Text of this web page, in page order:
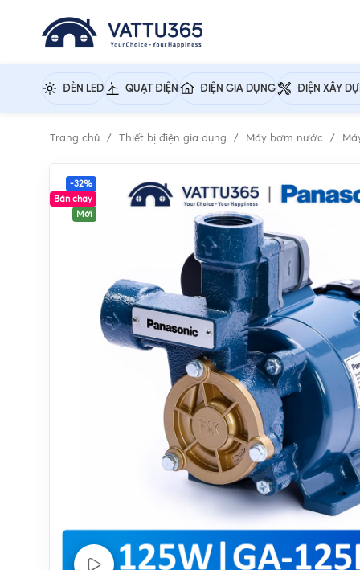
ĐÈN LED QUẠT ĐIỆN ĐIỆN GIA DỤNG ĐIỆN XÂY
Trang chủ Thiết bị điện gia dụng Máy bơm nước
-32%
Bán chạy
Mới
Xem Video sản phẩm